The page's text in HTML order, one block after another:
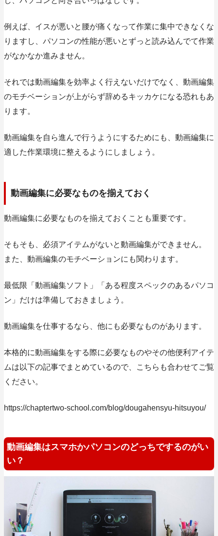
例えば、イスが悪いと腰が痛くなって作業に集中できなくな
りますし、パソコンの性能が悪いとずっと読み込んでて作業
がなかなか進みません。
それでは動画編集を効率よく行えないだけでなく、動画編集
のモチベーションが上がらず辞めるキッカケになる恐れもあ
ります。
動画編集を自ら進んで行うようにするためにも、動画編集に
適した作業環境に整えるようにしましょう。
動画編集に必要なものを揃えておく
動画編集に必要なものを揃えておくことも重要です。
そもそも、必須アイテムがないと動画編集ができません。
また、動画編集のモチベーションにも関わります。
最低限「動画編集ソフト」「ある程度スペックのあるパソコ
ン」だけは準備しておきましょう。
動画編集を仕事するなら、他にも必要なものがあります。
本格的に動画編集をする際に必要なものやその他便利アイテ
ムは以下の記事でまとめているので、こちらも合わせてご覧
ください。
https://chaptertwo-school.com/blog/dougahensyu-hitsuyou/
動画編集はスマホかパソコンのどっちでするのがい
い？